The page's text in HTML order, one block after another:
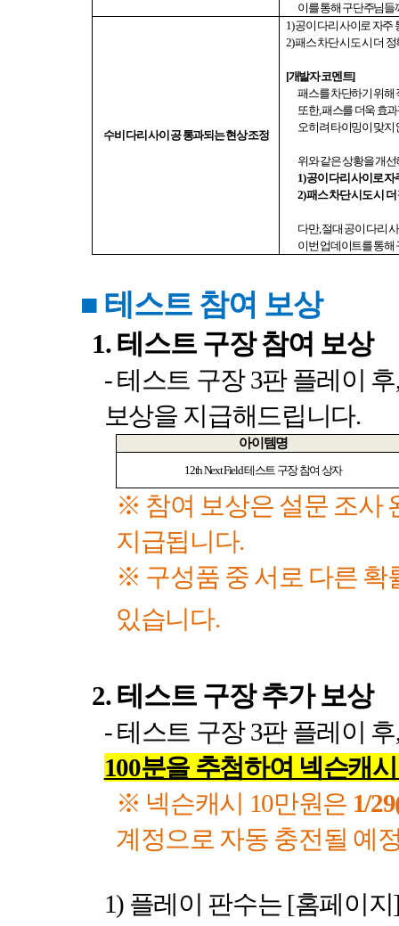
이를 통해 구단주님들
수비 다리 사이 공 통과되는 현상 조정
1)공이 다리 사이로 자주
2)패스 차단 시도 시 더
[개발자 코멘트]
패스를 차단하기 위해
또한,패스를 더욱 효
오히려 타이밍이 맞지
위와 같은 상황을 개
1)공이 다리 사이로 자
2)패스 차단 시도 시
다만,절대 공이 다리
이번 업데이트를 통해
■ 테스트 참여 보상
1. 테스트 구장 참여 보상
-테스트 구장3판 플레이 후
보상을 지급해드립니다.
아이템명
12th Next Field테스트 구장 참여 상자
※ 참여 보상은 설문 조사
지급됩니다.
※ 구성품 중 서로 다른 확
있습니다.
2. 테스트 구장 추가 보상
-테스트 구장3판 플레이 후
100분을 추첨하여 넥슨캐
※ 넥슨캐시 10만원은 1/
계정으로 자동 충전될 예
1) 플레이 판수는 [홈페이지